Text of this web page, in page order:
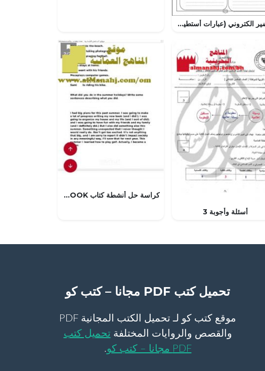
تحضير الكتروني (عبارات أستطيع أن) مع تمارين هامة (رياضيات) العاشر
أسئلة وأجوبة 3
كراسة حل أنشطة كتاب CLASS BOOK (لغة انجليزية) السابع
تحميل كتب PDF مجانا – كتب كو
موقع كتب كو لـ تحميل الكتب المجانية PDF
والقصص والروايات المختلفة تحميل كتب
PDF مجانا – كتب كو
.